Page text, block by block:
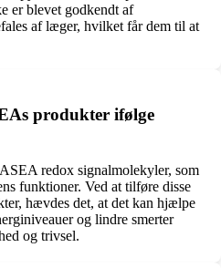
er blevet godkendt af
af læger, hvilket får dem til at
produkter ifølge
redox signalmolekyler, som
funktioner. Ved at tilføre disse
hævdes det, at det kan hjælpe
og lindre smerter
og trivsel.